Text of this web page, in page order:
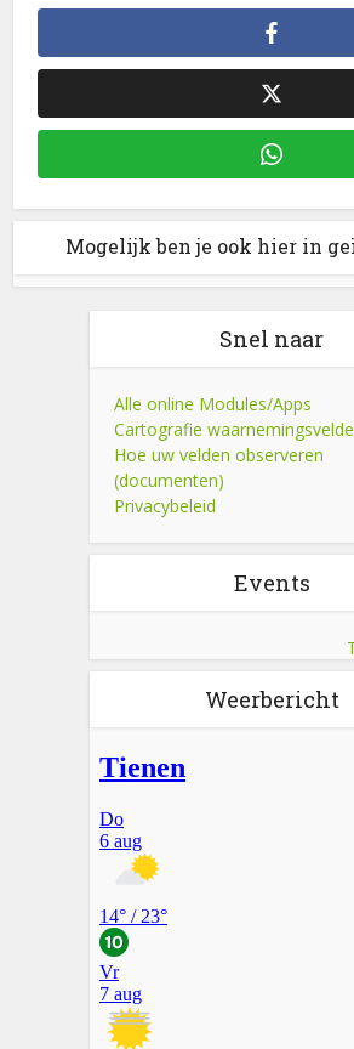
Mogelijk ben je ook hier in
Snel naar
Alle online Modules/Apps
Cartografie
Hoe uw velden observeren
(documenten)
Privacybeleid
Events
Weerbericht